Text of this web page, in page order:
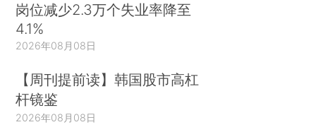
岗位减少2.3万个失业率降至
4.1%
2026年08月08日
【周刊提前读】韩国股市高杠
杆镜鉴
2026年08月08日